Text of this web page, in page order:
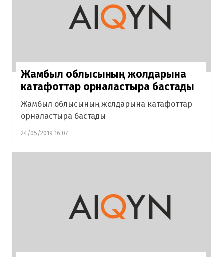
Жамбыл облысының жолдарына
катафоттар орналастыра бастады
Жамбыл облысының жолдарына катафоттар
орналастыра бастады
24/05/2019 16:07